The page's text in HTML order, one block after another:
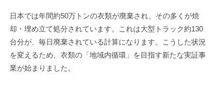
日本では年間約50万トンの衣類が廃棄され、その多くが焼
却・埋め立て処分されています。これは大型トラック約130
台分が、毎日廃棄されている計算になります。こうした状況
を変えるため、衣類の「地域内循環」を目指す新たな実証事
業が始まりました。